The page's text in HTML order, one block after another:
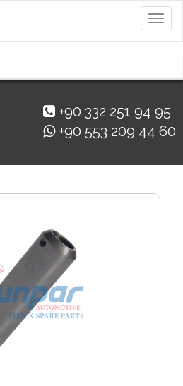
Menü
+90 332 251 94 95
+90 553 209 44 60